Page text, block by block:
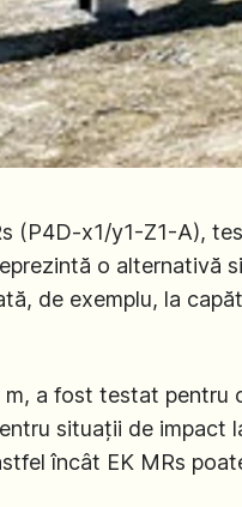
(P4D-x1/y1-Z1-A),
o alternativă
de exemplu, la
m, a fost testat
situații de impact
încât EK MRs